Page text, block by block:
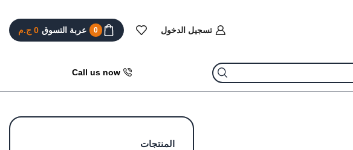
تسجيل الدخول 0 عربة التسوق 0 ج.م
Call us now
المنتجات